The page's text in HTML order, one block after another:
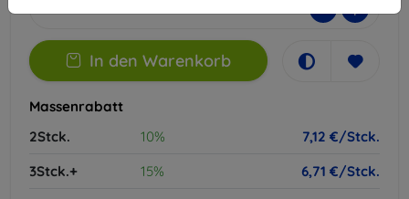
- +
In den Warenkorb
Massenrabatt
2Stck.
10%
7,12 €/Stck.
3Stck.+
15% 6,71 €/Stck.